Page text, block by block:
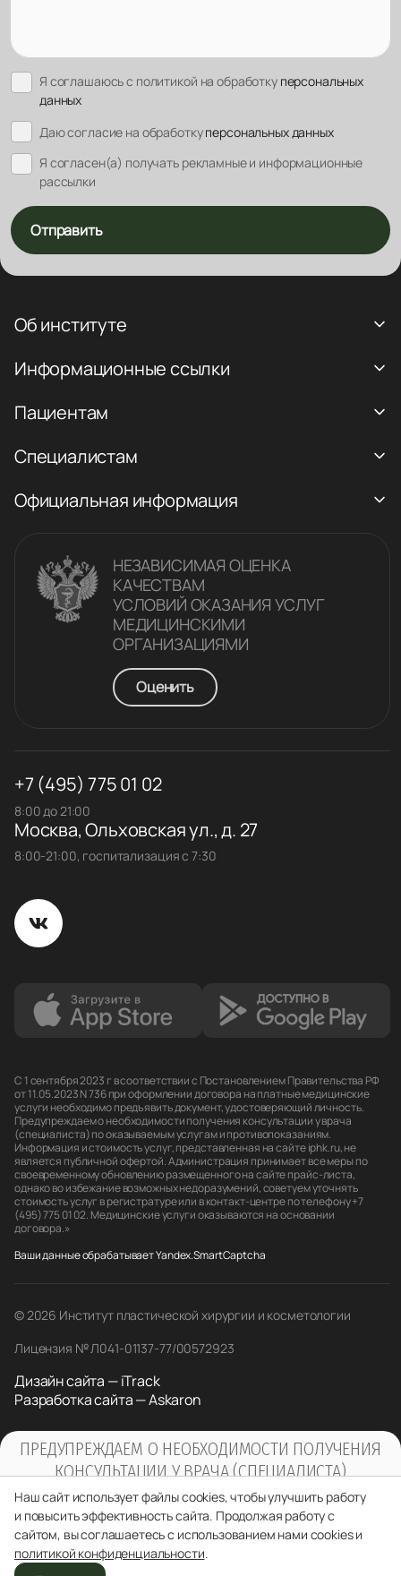
Я соглашаюсь с политикой на обработку персональных
данных
Даю согласие на обработкуперсональных данных
Я согласен(а) получать рекламные и информационные
рассылки
Отправить
Об институте
Информационные ссылки
Пациентам
Специалистам
Официальная информация
НЕЗАВИСИМАЯ ОЦЕНКА
КАЧЕСТВАM
УСЛОВИЙ ОКАЗАНИЯ УСЛУГ
МЕДИЦИНСКИМИ
ОРГАНИЗАЦИЯМИ
Оценить
+7 (495) 775 01 02
8:00 до 21:00
Москва, Ольховская ул., д. 27
8:00-21:00, госпитализация с 7:30
С 1 сентября 2023 г в соответствии с Постановлением Правительства РФ
от 11.05.2023 N 736 при оформлении договора на платные медицинские
услуги необходимо предъявить документ, удостоверяющий личность.
Предупреждаем о необходимости получения консультации у врача
(специалиста) по оказываемым услугам и противопоказаниям.
Информация и стоимость услуг, представленная на сайте iphk.ru, не
является публичной офертой. Администрация принимает все меры по
своевременному обновлению размещенного на сайте прайс-листа,
однако во избежание возможных недоразумений, советуем уточнять
стоимость услуг в регистратуре или в контакт-центре по телефону +7
(495) 775 01 02. Медицинские услуги оказываются на основании
договора.»
Ваши данные обрабатывает Yandex.SmartCaptcha
© 2026 Институт пластической хирургии и косметологии
Лицензия № Л041-01137-77/00572923
Дизайн сайта — iTrack
Разработка сайта — Askaron
ПРЕДУПРЕЖДАЕМ О НЕОБХОДИМОСТИ ПОЛУЧЕНИЯ
КОНСУЛЬТАЦИИ У ВРАЧА (СПЕЦИАЛИСТА)
ПО ОКАЗЫВАЕМЫМ УСЛУГАМ И
ПРОТИВОПОКАЗАНИЯМ
Наш сайт использует файлы cookies, чтобы улучшить работу
и повысить эффективность сайта. Продолжая работу с
сайтом, вы соглашаетесь с использованием нами cookies и
политикой конфиденциальности.